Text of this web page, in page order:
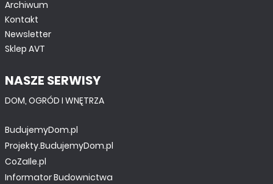
Archiwum
Kontakt
Newsletter
Sklep AVT
NASZE SERWISY
DOM, OGRÓD I WNĘTRZA
BudujemyDom.pl
Projekty.BudujemyDom.pl
CoZaIle.pl
Informator Budownictwa